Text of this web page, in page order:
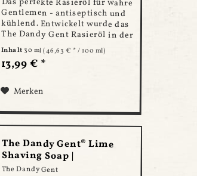
Das perfekte Rasieröl für wahre
Gentlemen - antiseptisch und
kühlend. Entwickelt wurde das
The Dandy Gent Rasieröl in der
gleichnamigen
Traditionsschmiede in
Großbritanien. Unter der Regie
´Shaugnessy entstehen...
Inhalt30 ml(46,63 € * / 100 ml)
13,99 € *
Merken
The Dandy Gent® Lime
Shaving Soap |
Rasierseife...
The Dandy Gent